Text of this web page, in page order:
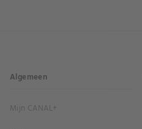
Algemeen
Mijn CANAL+